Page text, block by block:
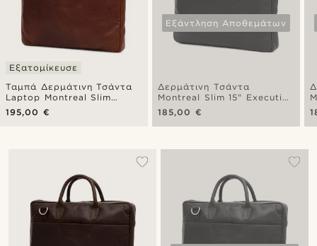
Ταμπά Δερμάτινη Τσάντα
Laptop Montreal Slim
Executive 15"
Εξατομίκευσε
195,00 €
Εξάντληση Αποθεμάτων
Δερμάτινη Τσάντα
Montreal Slim 15" Executive
Tan & Brown
185,00 €